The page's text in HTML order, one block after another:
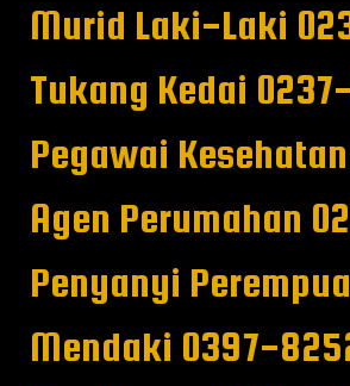
Murid Laki-Laki
Tukang Kedai
Pegawai
Agen Perumahan
Penyanyi
Mendaki 0397-